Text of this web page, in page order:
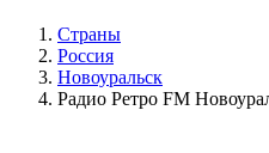
Страны
Россия
Новоуральск
Радио Ретро FM